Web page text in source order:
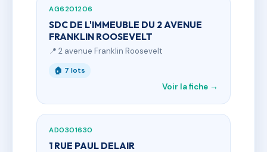
AG6201206
SDC DE L'IMMEUBLE DU 2 AVENUE
FRANKLIN ROOSEVELT
📍 2 avenue Franklin Roosevelt
🏠 7 lots
Voir la fiche →
AD0301630
1 RUE PAUL DELAIR